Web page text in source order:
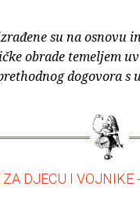
su na osnovu
obrade temeljem
dogovora s
DJECU I VOJNIKE